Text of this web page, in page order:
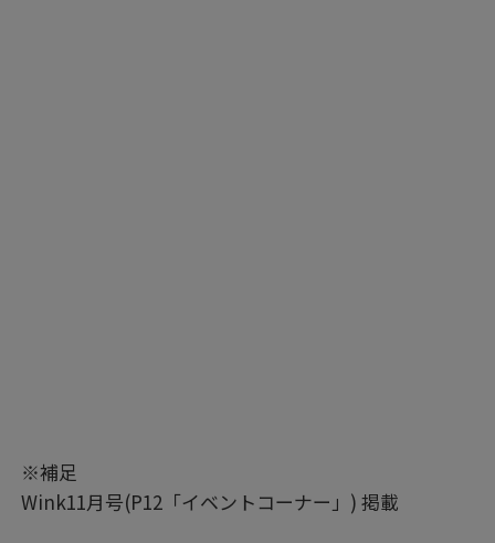
※補足
Wink11月号(P12「イベントコーナー」) 掲載